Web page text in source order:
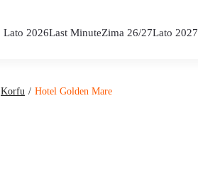
Lato 2026Last MinuteZima 26/27Lato 2027
Korfu Hotel Golden Mare